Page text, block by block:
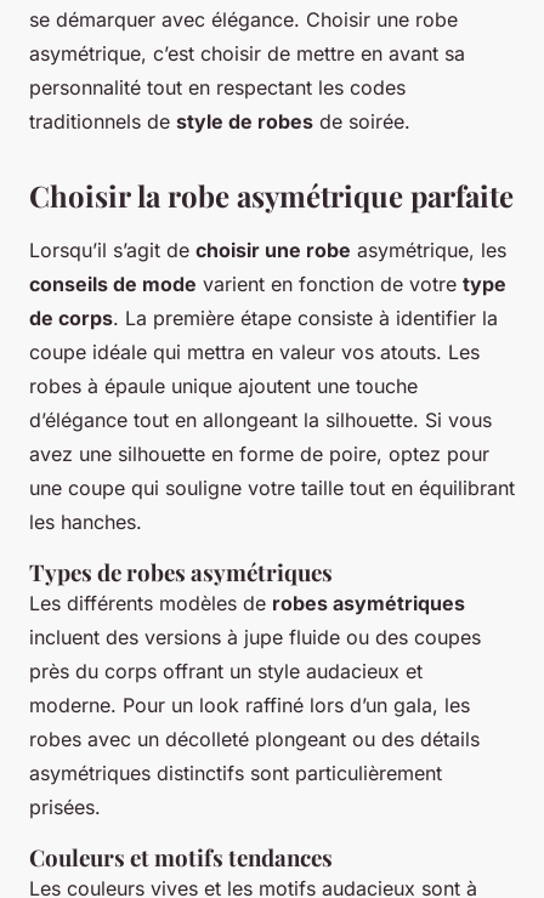
se démarquer avec élégance. Choisir une robe
asymétrique, c’est choisir de mettre en avant sa
personnalité tout en respectant les codes
traditionnels de style de robes de soirée.
Choisir la robe asymétrique parfaite
Lorsqu’il s’agit de choisir une robe asymétrique, les
conseils de mode varient en fonction de votre type
de corps. La première étape consiste à identifier la
coupe idéale qui mettra en valeur vos atouts. Les
robes à épaule unique ajoutent une touche
d’élégance tout en allongeant la silhouette. Si vous
avez une silhouette en forme de poire, optez pour
une coupe qui souligne votre taille tout en équilibrant
les hanches.
Types de robes asymétriques
Les différents modèles de robes asymétriques
incluent des versions à jupe fluide ou des coupes
près du corps offrant un style audacieux et
moderne. Pour un look raffiné lors d’un gala, les
robes avec un décolleté plongeant ou des détails
asymétriques distinctifs sont particulièrement
prisées.
Couleurs et motifs tendances
Les couleurs vives et les motifs audacieux sont à